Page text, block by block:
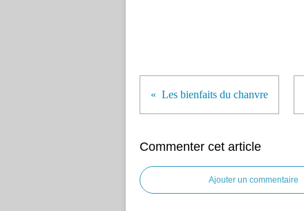
Les bienfaits du chanvre
Commenter cet article
Ajouter un commentaire